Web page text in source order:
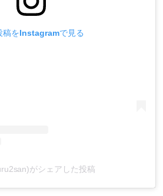
稿をInstagramで見る
がシェアした投稿